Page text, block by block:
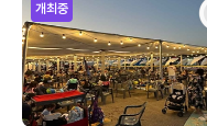
개최중